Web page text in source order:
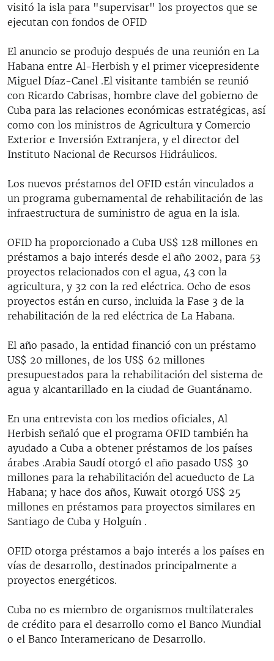
visitó la isla para "supervisar" los proyectos que se
ejecutan con fondos de OFID
El anuncio se produjo después de una reunión en La
Habana entre Al-Herbish y el primer vicepresidente
Miguel Díaz-Canel .El visitante también se reunió
con Ricardo Cabrisas, hombre clave del gobierno de
Cuba para las relaciones económicas estratégicas, así
como con los ministros de Agricultura y Comercio
Exterior e Inversión Extranjera, y el director del
Instituto Nacional de Recursos Hidráulicos.
Los nuevos préstamos del OFID están vinculados a
un programa gubernamental de rehabilitación de las
infraestructura de suministro de agua en la isla.
OFID ha proporcionado a Cuba US$ 128 millones en
préstamos a bajo interés desde el año 2002, para 53
proyectos relacionados con el agua, 43 con la
agricultura, y 32 con la red eléctrica. Ocho de esos
proyectos están en curso, incluida la Fase 3 de la
rehabilitación de la red eléctrica de La Habana.
El año pasado, la entidad financió con un préstamo
US$ 20 millones, de los US$ 62 millones
presupuestados para la rehabilitación del sistema de
agua y alcantarillado en la ciudad de Guantánamo.
En una entrevista con los medios oficiales, Al
Herbish señaló que el programa OFID también ha
ayudado a Cuba a obtener préstamos de los países
árabes .Arabia Saudí otorgó el año pasado US$ 30
millones para la rehabilitación del acueducto de La
Habana; y hace dos años, Kuwait otorgó US$ 25
millones en préstamos para proyectos similares en
Santiago de Cuba y Holguín .
OFID otorga préstamos a bajo interés a los países en
vías de desarrollo, destinados principalmente a
proyectos energéticos.
Cuba no es miembro de organismos multilaterales
de crédito para el desarrollo como el Banco Mundial
o el Banco Interamericano de Desarrollo.